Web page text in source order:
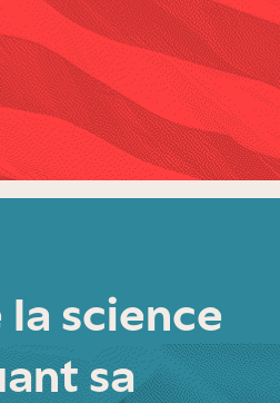
science
sa